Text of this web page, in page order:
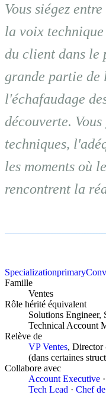
Vous siégez
la voix
du client dans le
grande partie de
l'échafaudage
découverte.
techniques,
les moments où
rencontrent la
Specializationprimary
Famille
Ventes
Rôle hérité équivalent
Solutions Engineer,
Technical Account
Relève de
VP Ventes, Director
(dans certaines
Collabore avec
Account Executive ·
Tech Lead · Chef